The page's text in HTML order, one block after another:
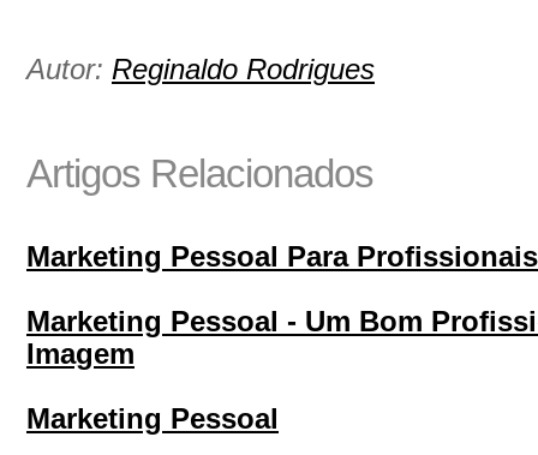
Autor: Reginaldo Rodrigues
Artigos Relacionados
Marketing Pessoal Para
Marketing Pessoal - Um Bom
Imagem
Marketing Pessoal